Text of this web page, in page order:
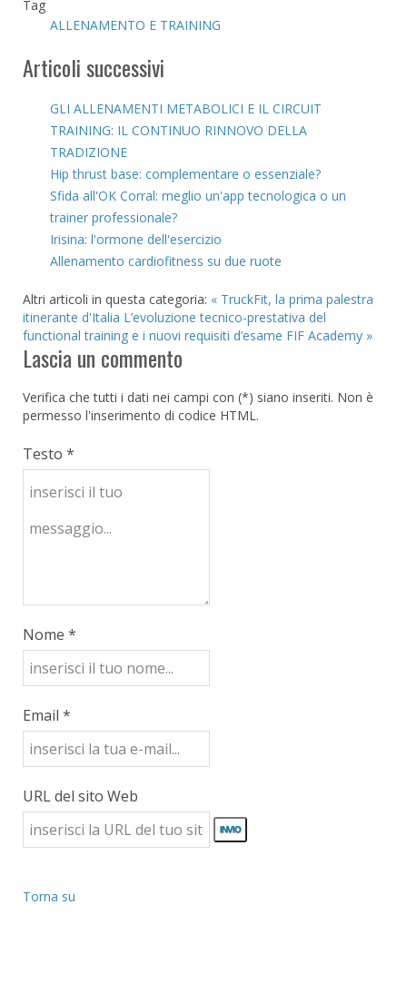
Tag
ALLENAMENTO E TRAINING
Articoli successivi
GLI ALLENAMENTI METABOLICI E IL CIRCUIT
TRAINING: IL CONTINUO RINNOVO DELLA
TRADIZIONE
Hip thrust base: complementare o essenziale?
Sfida all'OK Corral: meglio un'app tecnologica o un
trainer professionale?
Irisina: l'ormone dell'esercizio
Allenamento cardiofitness su due ruote
Altri articoli in questa categoria: « TruckFit, la prima palestra
itinerante d'Italia L’evoluzione tecnico-prestativa del
functional training e i nuovi requisiti d’esame FIF Academy »
Lascia un commento
Verifica che tutti i dati nei campi con (*) siano inseriti. Non è
permesso l'inserimento di codice HTML.
Testo *
Nome *
Email *
URL del sito Web
Torna su